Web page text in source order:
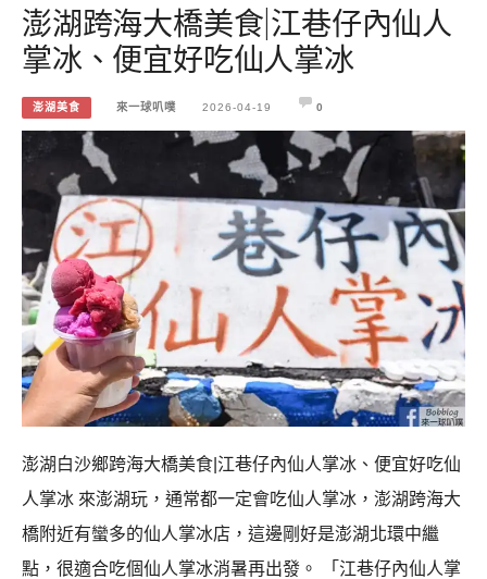
澎湖跨海大橋美食|江巷仔內仙人
掌冰、便宜好吃仙人掌冰
澎湖美食 來一球叭噗 2026-04-19 0
澎湖白沙鄉跨海大橋美食|江巷仔內仙人掌冰、便宜好吃仙
人掌冰 來澎湖玩，通常都一定會吃仙人掌冰，澎湖跨海大
橋附近有蠻多的仙人掌冰店，這邊剛好是澎湖北環中繼
點，很適合吃個仙人掌冰消暑再出發。 「江巷仔內仙人掌